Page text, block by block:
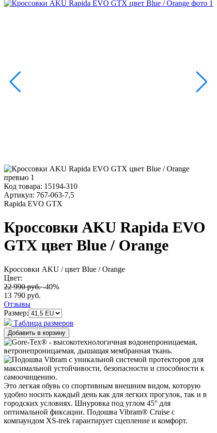
Код товара: 15194-310
Артикул: 767-063-7,5
Rapida EVO GTX
Кроссовки AKU Rapida EVO
GTX цвет Blue / Orange
Кроссовки AKU / цвет Blue / Orange
Цвет:
22 990 руб.-40%
13 790 руб.
Отзывы
Размер:
Таблица размеров
Это легкая обувь со спортивным внешним видом, которую
удобно носить каждый день как для легких прогулок, так и в
городских условиях. Шнуровка под углом 45° для
оптимальной фиксации. Подошва Vibram® Cruise с
компаундом XS-trek гарантирует сцепление и комфорт.